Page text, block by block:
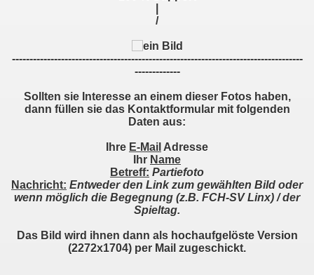
/
-----------------------------------------------------------------------------------
-------------
Sollten sie Interesse an einem dieser Fotos haben,
dann füllen sie das Kontaktformular mit folgenden
Daten aus:
Ihre E-Mail Adresse
Ihr Name
Betreff: Partiefoto
Nachricht: Entweder den Link zum gewählten Bild oder
wenn möglich die Begegnung (z.B. FCH-SV Linx) / der
Spieltag.
Das Bild wird ihnen dann als hochaufgelöste Version
(2272x1704) per Mail zugeschickt.